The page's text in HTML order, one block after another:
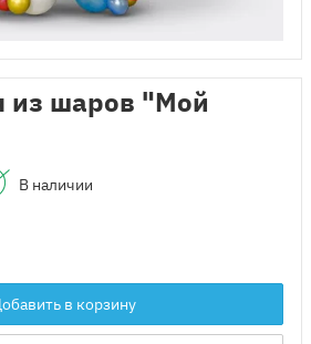
из шаров "Мой
В наличии
в корзину